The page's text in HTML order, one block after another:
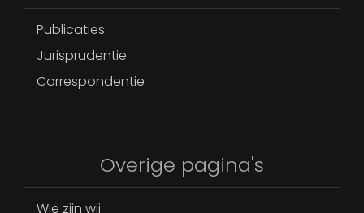
Publicaties
Jurisprudentie
Correspondentie
Overige pagina's
Wie zijn wij